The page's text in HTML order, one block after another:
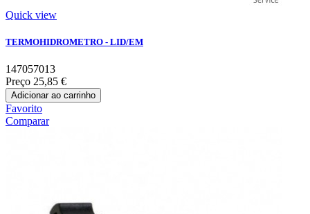
Quick view
TERMOHIDROMETRO - LID/EM
147057013
Preço 25,85 €
Adicionar ao carrinho
Favorito
Comparar